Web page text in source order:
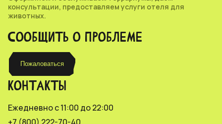
консультации, предоставляем услуги отеля для
животных.
СООБЩИТЬ О ПРОБЛЕМЕ
Пожаловаться
КОНТАКТЫ
Ежедневно с 11:00 до 22:00
+7 (800) 222-70-40